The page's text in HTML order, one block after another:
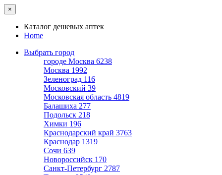
×
Каталог дешевых аптек
Home
Выбрать город
городе Москва 6238
Москва 1992
Зеленоград 116
Московский 39
Московская область 4819
Балашиха 277
Подольск 218
Химки 196
Краснодарский край 3763
Краснодар 1319
Сочи 639
Новороссийск 170
Санкт-Петербург 2787